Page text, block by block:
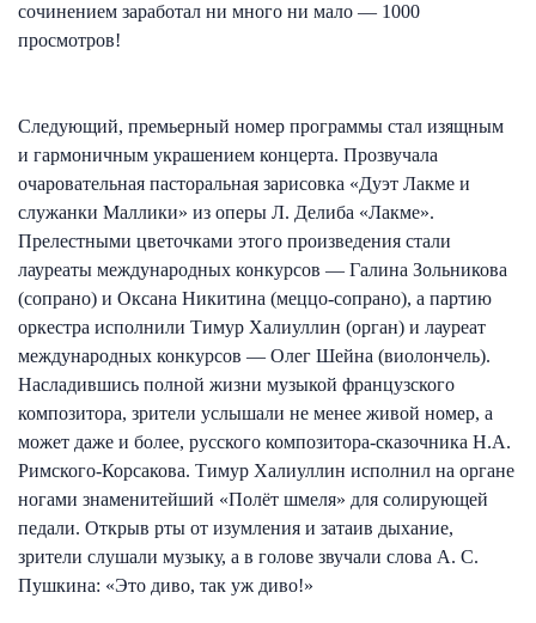
сочинением заработал ни много ни мало — 1000
просмотров!
Следующий, премьерный номер программы стал изящным
и гармоничным украшением концерта. Прозвучала
очаровательная пасторальная зарисовка «Дуэт Лакме и
служанки Маллики» из оперы Л. Делиба «Лакме».
Прелестными цветочками этого произведения стали
лауреаты международных конкурсов — Галина Зольникова
(сопрано) и Оксана Никитина (меццо-сопрано), а партию
оркестра исполнили Тимур Халиуллин (орган) и лауреат
международных конкурсов — Олег Шейна (виолончель).
Насладившись полной жизни музыкой французского
композитора, зрители услышали не менее живой номер, а
может даже и более, русского композитора-сказочника Н.А.
Римского-Корсакова. Тимур Халиуллин исполнил на органе
ногами знаменитейший «Полёт шмеля» для солирующей
педали. Открыв рты от изумления и затаив дыхание,
зрители слушали музыку, а в голове звучали слова А. С.
Пушкина: «Это диво, так уж диво!»